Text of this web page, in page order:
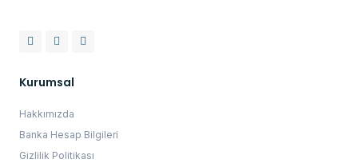
Kurumsal
Hakkımızda
Banka Hesap Bilgileri
Gizlilik Politikası